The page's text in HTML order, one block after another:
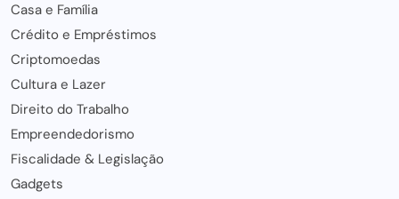
Casa e Família
Crédito e Empréstimos
Criptomoedas
Cultura e Lazer
Direito do Trabalho
Empreendedorismo
Fiscalidade & Legislação
Gadgets